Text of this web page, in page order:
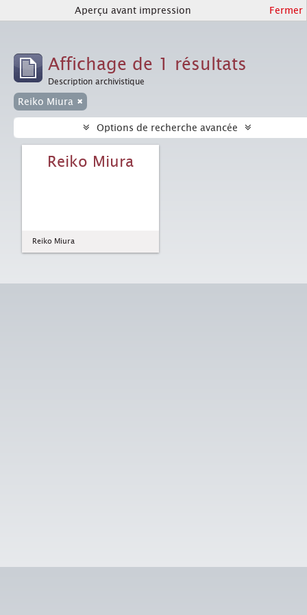
Aperçu avant impression Fermer
Affichage de 1 résultats
Description archivistique
Reiko Miura
Options de recherche avancée
Reiko Miura
Reiko Miura